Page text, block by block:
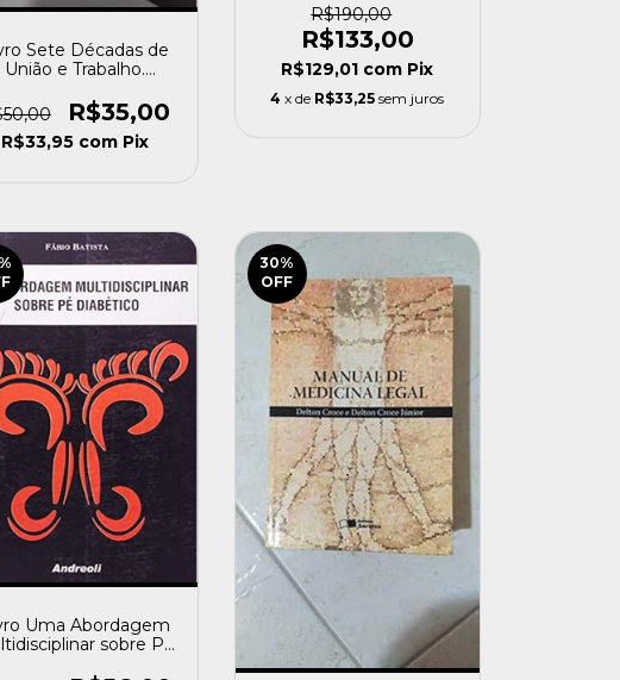
Sete Décadas de
União e Trabalho.
Brasileira de
Sbc
[usado]
R$35,00
R$33,95 com Pix
Movimentos Repetitivos
Daniela Colombini
[usado]
R$190,00
R$133,00
R$129,01 com Pix
4 x de R$33,25 sem juros
%
Uma Abordagem
sobre Pé
30%
OFF